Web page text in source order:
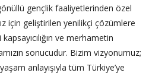
gençlik faaliyetlerinden özel
için geliştirilen yenilikçi çözümlere
ve merhametin
sonucudur. Bizim vizyonumuz;
anlayışıyla tüm Türkiye’ye